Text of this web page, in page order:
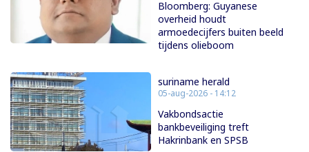
Bloomberg: Guyanese
overheid houdt
armoedecijfers buiten beeld
tijdens olieboom
suriname herald
05-aug-2026 - 14:12
Vakbondsactie
bankbeveiliging treft
Hakrinbank en SPSB